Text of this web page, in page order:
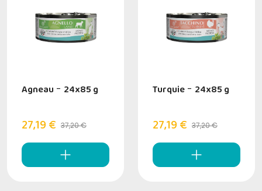
Agneau - 24x85 g
27,19 € 37,20 €
Turquie - 24x85 g
27,19 € 37,20 €